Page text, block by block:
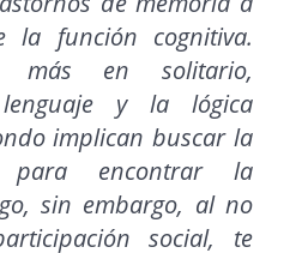
la función cognitiva.
más en solitario,
y la lógica
implican buscar la
para encontrar la
sin embargo, al no
social, te